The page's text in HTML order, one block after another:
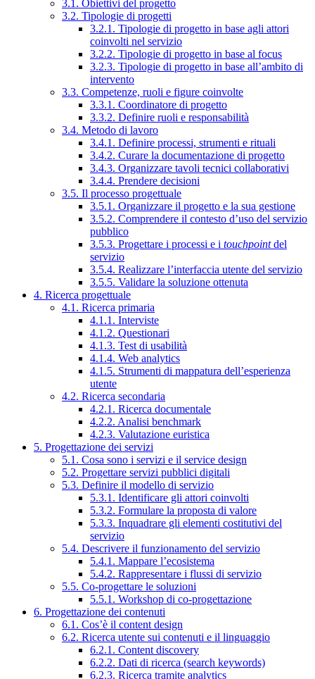
3.1. Obiettivi del progetto
3.2. Tipologie di progetti
3.2.1. Tipologie di progetto in base agli attori
coinvolti nel servizio
3.2.2. Tipologie di progetto in base al focus
3.2.3. Tipologie di progetto in base all’ambito di
intervento
3.3. Competenze, ruoli e figure coinvolte
3.3.1. Coordinatore di progetto
3.3.2. Definire ruoli e responsabilità
3.4. Metodo di lavoro
3.4.1. Definire processi, strumenti e rituali
3.4.2. Curare la documentazione di progetto
3.4.3. Organizzare tavoli tecnici collaborativi
3.4.4. Prendere decisioni
3.5. Il processo progettuale
3.5.1. Organizzare il progetto e la sua gestione
3.5.2. Comprendere il contesto d’uso del servizio
pubblico
3.5.3. Progettare i processi e i touchpointdel
servizio
3.5.4. Realizzare l’interfaccia utente del servizio
3.5.5. Validare la soluzione ottenuta
4. Ricerca progettuale
4.1. Ricerca primaria
4.1.1. Interviste
4.1.2. Questionari
4.1.3. Test di usabilità
4.1.4. Web analytics
4.1.5. Strumenti di mappatura dell’esperienza
utente
4.2. Ricerca secondaria
4.2.1. Ricerca documentale
4.2.2. Analisi benchmark
4.2.3. Valutazione euristica
5. Progettazione dei servizi
5.1. Cosa sono i servizi e il service design
5.2. Progettare servizi pubblici digitali
5.3. Definire il modello di servizio
5.3.1. Identificare gli attori coinvolti
5.3.2. Formulare la proposta di valore
5.3.3. Inquadrare gli elementi costitutivi del
servizio
5.4. Descrivere il funzionamento del servizio
5.4.1. Mappare l’ecosistema
5.4.2. Rappresentare i flussi di servizio
5.5. Co-progettare le soluzioni
5.5.1. Workshop di co-progettazione
6. Progettazione dei contenuti
6.1. Cos’è il content design
6.2. Ricerca utente sui contenuti e il linguaggio
6.2.1. Content discovery
6.2.2. Dati di ricerca (search keywords)
6.2.3. Ricerca tramite analytics